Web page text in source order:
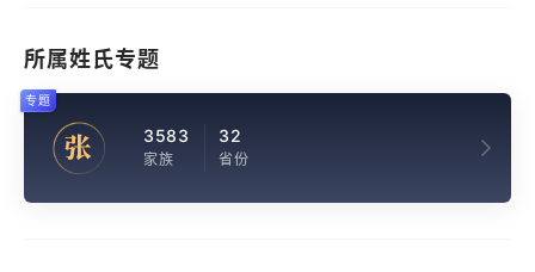
所属姓氏专题
张 3583
家族
32
省份
专题